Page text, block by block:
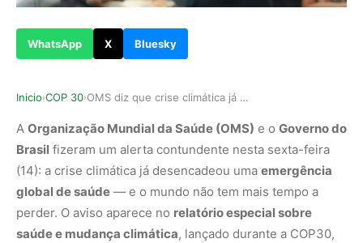
WhatsApp X Bluesky
Inicio›COP 30› OMS diz que crise climática já ameaça hospitais…
A Organização Mundial da Saúde (OMS) e o Governo do
Brasil fizeram um alerta contundente nesta sexta-feira
(14): a crise climática já desencadeou uma emergência
global de saúde — e o mundo não tem mais tempo a
perder. O aviso aparece no relatório especial sobre
saúde e mudança climática, lançado durante a COP30,